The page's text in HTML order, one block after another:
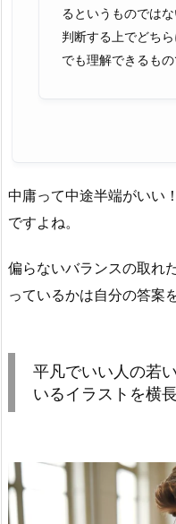
るというものでは
判断する上でどち
でも理解できるも
中庸って中途半端がいい
ですよね。
偏らないバランスの取
っているかは自分の答案
平凡でいい人の若
いるイラストを横